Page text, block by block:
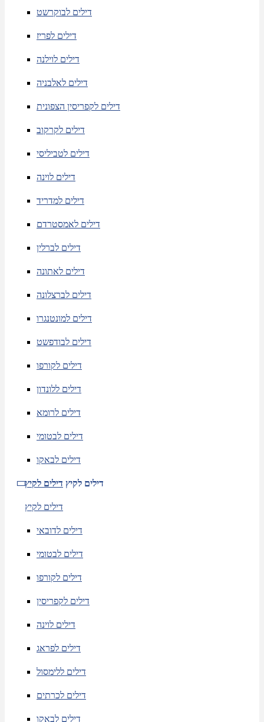
דילים לבוקרשט
דילים לפריז
דילים לוילנה
דילים לאלבניה
דילים לקפריסין הצפונית
דילים לקרקוב
דילים לטביליסי
דילים לוינה
דילים למדריד
דילים לאמסטרדם
דילים לברלין
דילים לאתונה
דילים לברצלונה
דילים למונטנגרו
דילים לבודפשט
דילים לקורפו
דילים ללונדון
דילים לרומא
דילים לבטומי
דילים לבאקו
דילים לקיץ דילים לקיץ
דילים לקיץ
דילים לדובאי
דילים לבטומי
דילים לקורפו
דילים לקפריסין
דילים לוינה
דילים לפראג
דילים ללימסול
דילים לכרתים
דילים לבאקו